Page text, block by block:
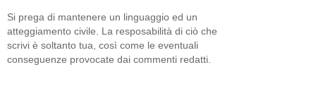
Si prega di mantenere un linguaggio ed un
atteggiamento civile. La resposabilità di ciò che
scrivi è soltanto tua, così come le eventuali
conseguenze provocate dai commenti redatti.